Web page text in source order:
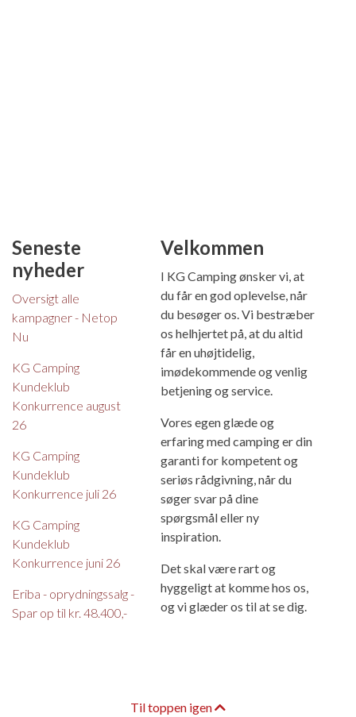
Seneste
nyheder
Oversigt alle
kampagner - Netop
Nu
KG Camping
Kundeklub
Konkurrence august
26
KG Camping
Kundeklub
Konkurrence juli 26
KG Camping
Kundeklub
Konkurrence juni 26
Eriba - oprydningssalg -
Spar op til kr. 48.400,-
Velkommen
I KG Camping ønsker vi, at
du får en god oplevelse, når
du besøger os. Vi bestræber
os helhjertet på, at du altid
får en uhøjtidelig,
imødekommende og venlig
betjening og service.
Vores egen glæde og
erfaring med camping er din
garanti for kompetent og
seriøs rådgivning, når du
søger svar på dine
spørgsmål eller ny
inspiration.
Det skal være rart og
hyggeligt at komme hos os,
og vi glæder os til at se dig.
Til toppen igen